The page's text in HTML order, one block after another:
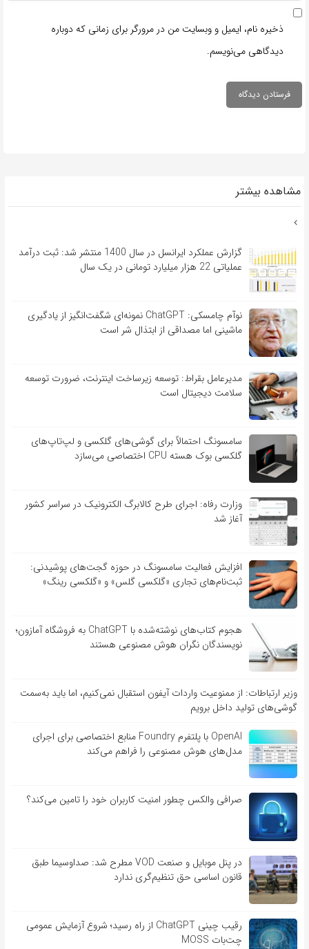
ذخیره نام، ایمیل و وبسایت من در مرورگر برای زمانی که دوباره
دیدگاهی می‌نویسم.
مشاهده بیشتر
گزارش عملکرد ایرانسل در سال 1400 منتشر شد: ثبت درآمد
عملیاتی 22 هزار میلیارد تومانی در یک سال
نوآم چامسکی: ChatGPT نمونه‌ای شگفت‌انگیز از یادگیری
ماشینی اما مصداقی از ابتذال شر است
مدیرعامل بقراط: توسعه زیرساخت اینترنت، ضرورت توسعه
سلامت دیجیتال است
سامسونگ احتمالاً برای گوشی‌های گلکسی و لپ‌تاپ‌های
گلکسی بوک هسته CPU اختصاصی می‌سازد
وزارت رفاه: اجرای طرح کالابرگ الکترونیک در سراسر کشور
آغاز شد
افزایش فعالیت سامسونگ در حوزه گجت‌های پوشیدنی:
ثبت‌نام‌های تجاری «گلکسی گلس» و «گلکسی رینگ»
هجوم کتاب‌های نوشته‌شده با ChatGPT به فروشگاه آمازون؛
نویسندگان نگران هوش مصنوعی هستند
وزیر ارتباطات: از ممنوعیت واردات آیفون استقبال نمی‌کنیم، اما باید به‌سمت
گوشی‌های تولید داخل برویم
OpenAI با پلتفرم Foundry منابع اختصاصی برای اجرای
مدل‌های هوش مصنوعی را فراهم می‌کند
صرافی والکس چطور امنیت کاربران خود را تامین می‌کند؟
در پنل موبایل و صنعت VOD مطرح شد: صداوسیما طبق
قانون اساسی حق تنظیم‌گری ندارد
رقیب چینی ChatGPT از راه رسید؛ شروع آزمایش عمومی
چت‌بات MOSS